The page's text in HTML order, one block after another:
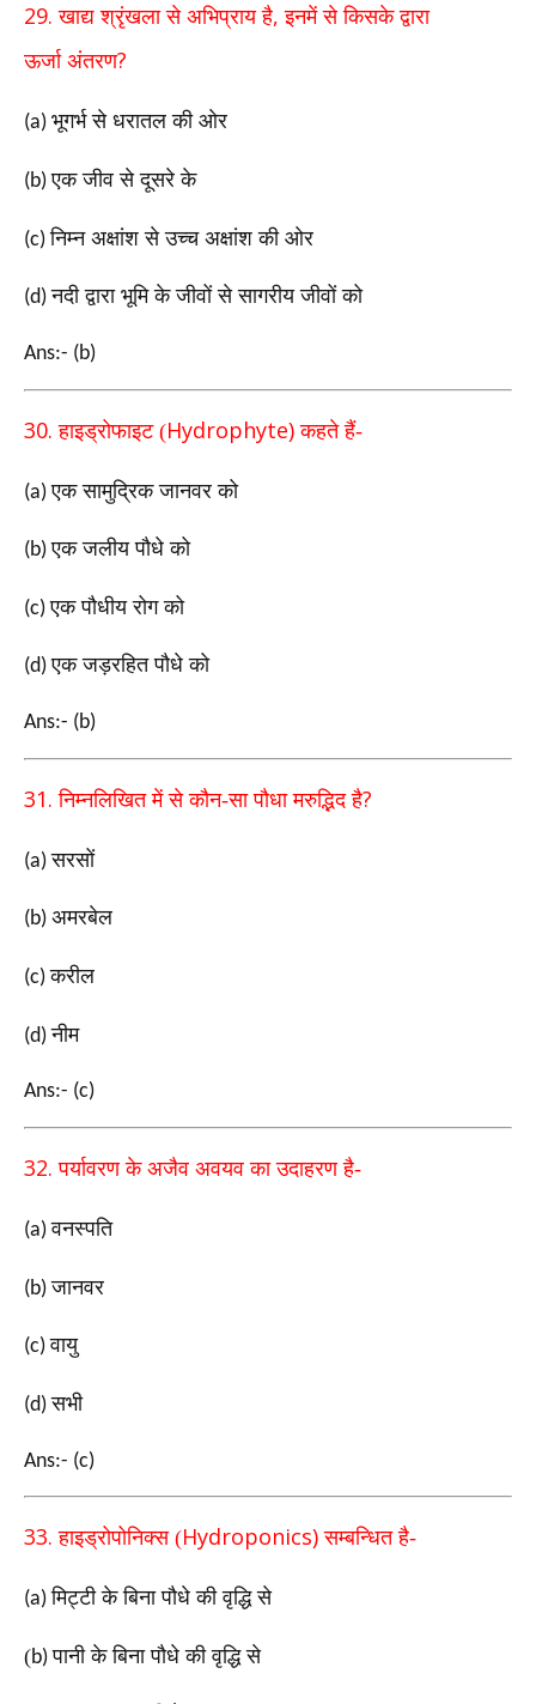
29.खाद्य श्रृंखला से अभिप्राय है,इनमें से किसके द्वारा
ऊर्जा अंतरण?
(a) भूगर्भ से धरातल की ओर
(b)एक जीव से दूसरे के
(c)निम्न अक्षांश से उच्च अक्षांश की ओर
(d)नदी द्वारा भूमि के जीवों से सागरीय जीवों को
Ans:- (b)
30.हाइड्रोफाइट (Hydrophyte)कहते हैं-
(a)एक सामुद्रिक जानवर को
(b)एक जलीय पौधे को
(c)एक पौधीय रोग को
(d)एक जड़रहित पौधे को
Ans:- (b)
31.निम्नलिखित में से कौन-सा पौधा मरुद्भिद है?
(a)सरसों
(b) अमरबेल
(c)करील
(d)नीम
Ans:- (c)
32.पर्यावरण के अजैव अवयव का उदाहरण है-
(a)वनस्पति
(b)जानवर
(c)वायु
(d)सभी
Ans:- (c)
33.हाइड्रोपोनिक्स (Hydroponics)सम्बन्धित है-
(a)मिट्टी के बिना पौधे की वृद्धि से
(b)पानी के बिना पौधे की वृद्धि से